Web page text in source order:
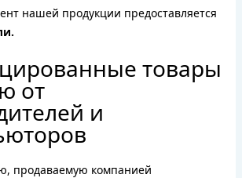
нашей продукции предоставляется
товары
от
и
продаваемую компанией